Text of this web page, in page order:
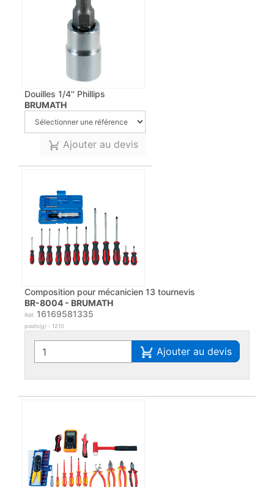
Douilles 1/4'' Phillips
BRUMATH
Ajouter au devis
Composition pour mécanicien 13 tournevis
BR-8004 - BRUMATH
Réf. 16169581335
poids(g) : 1210
Ajouter au devis